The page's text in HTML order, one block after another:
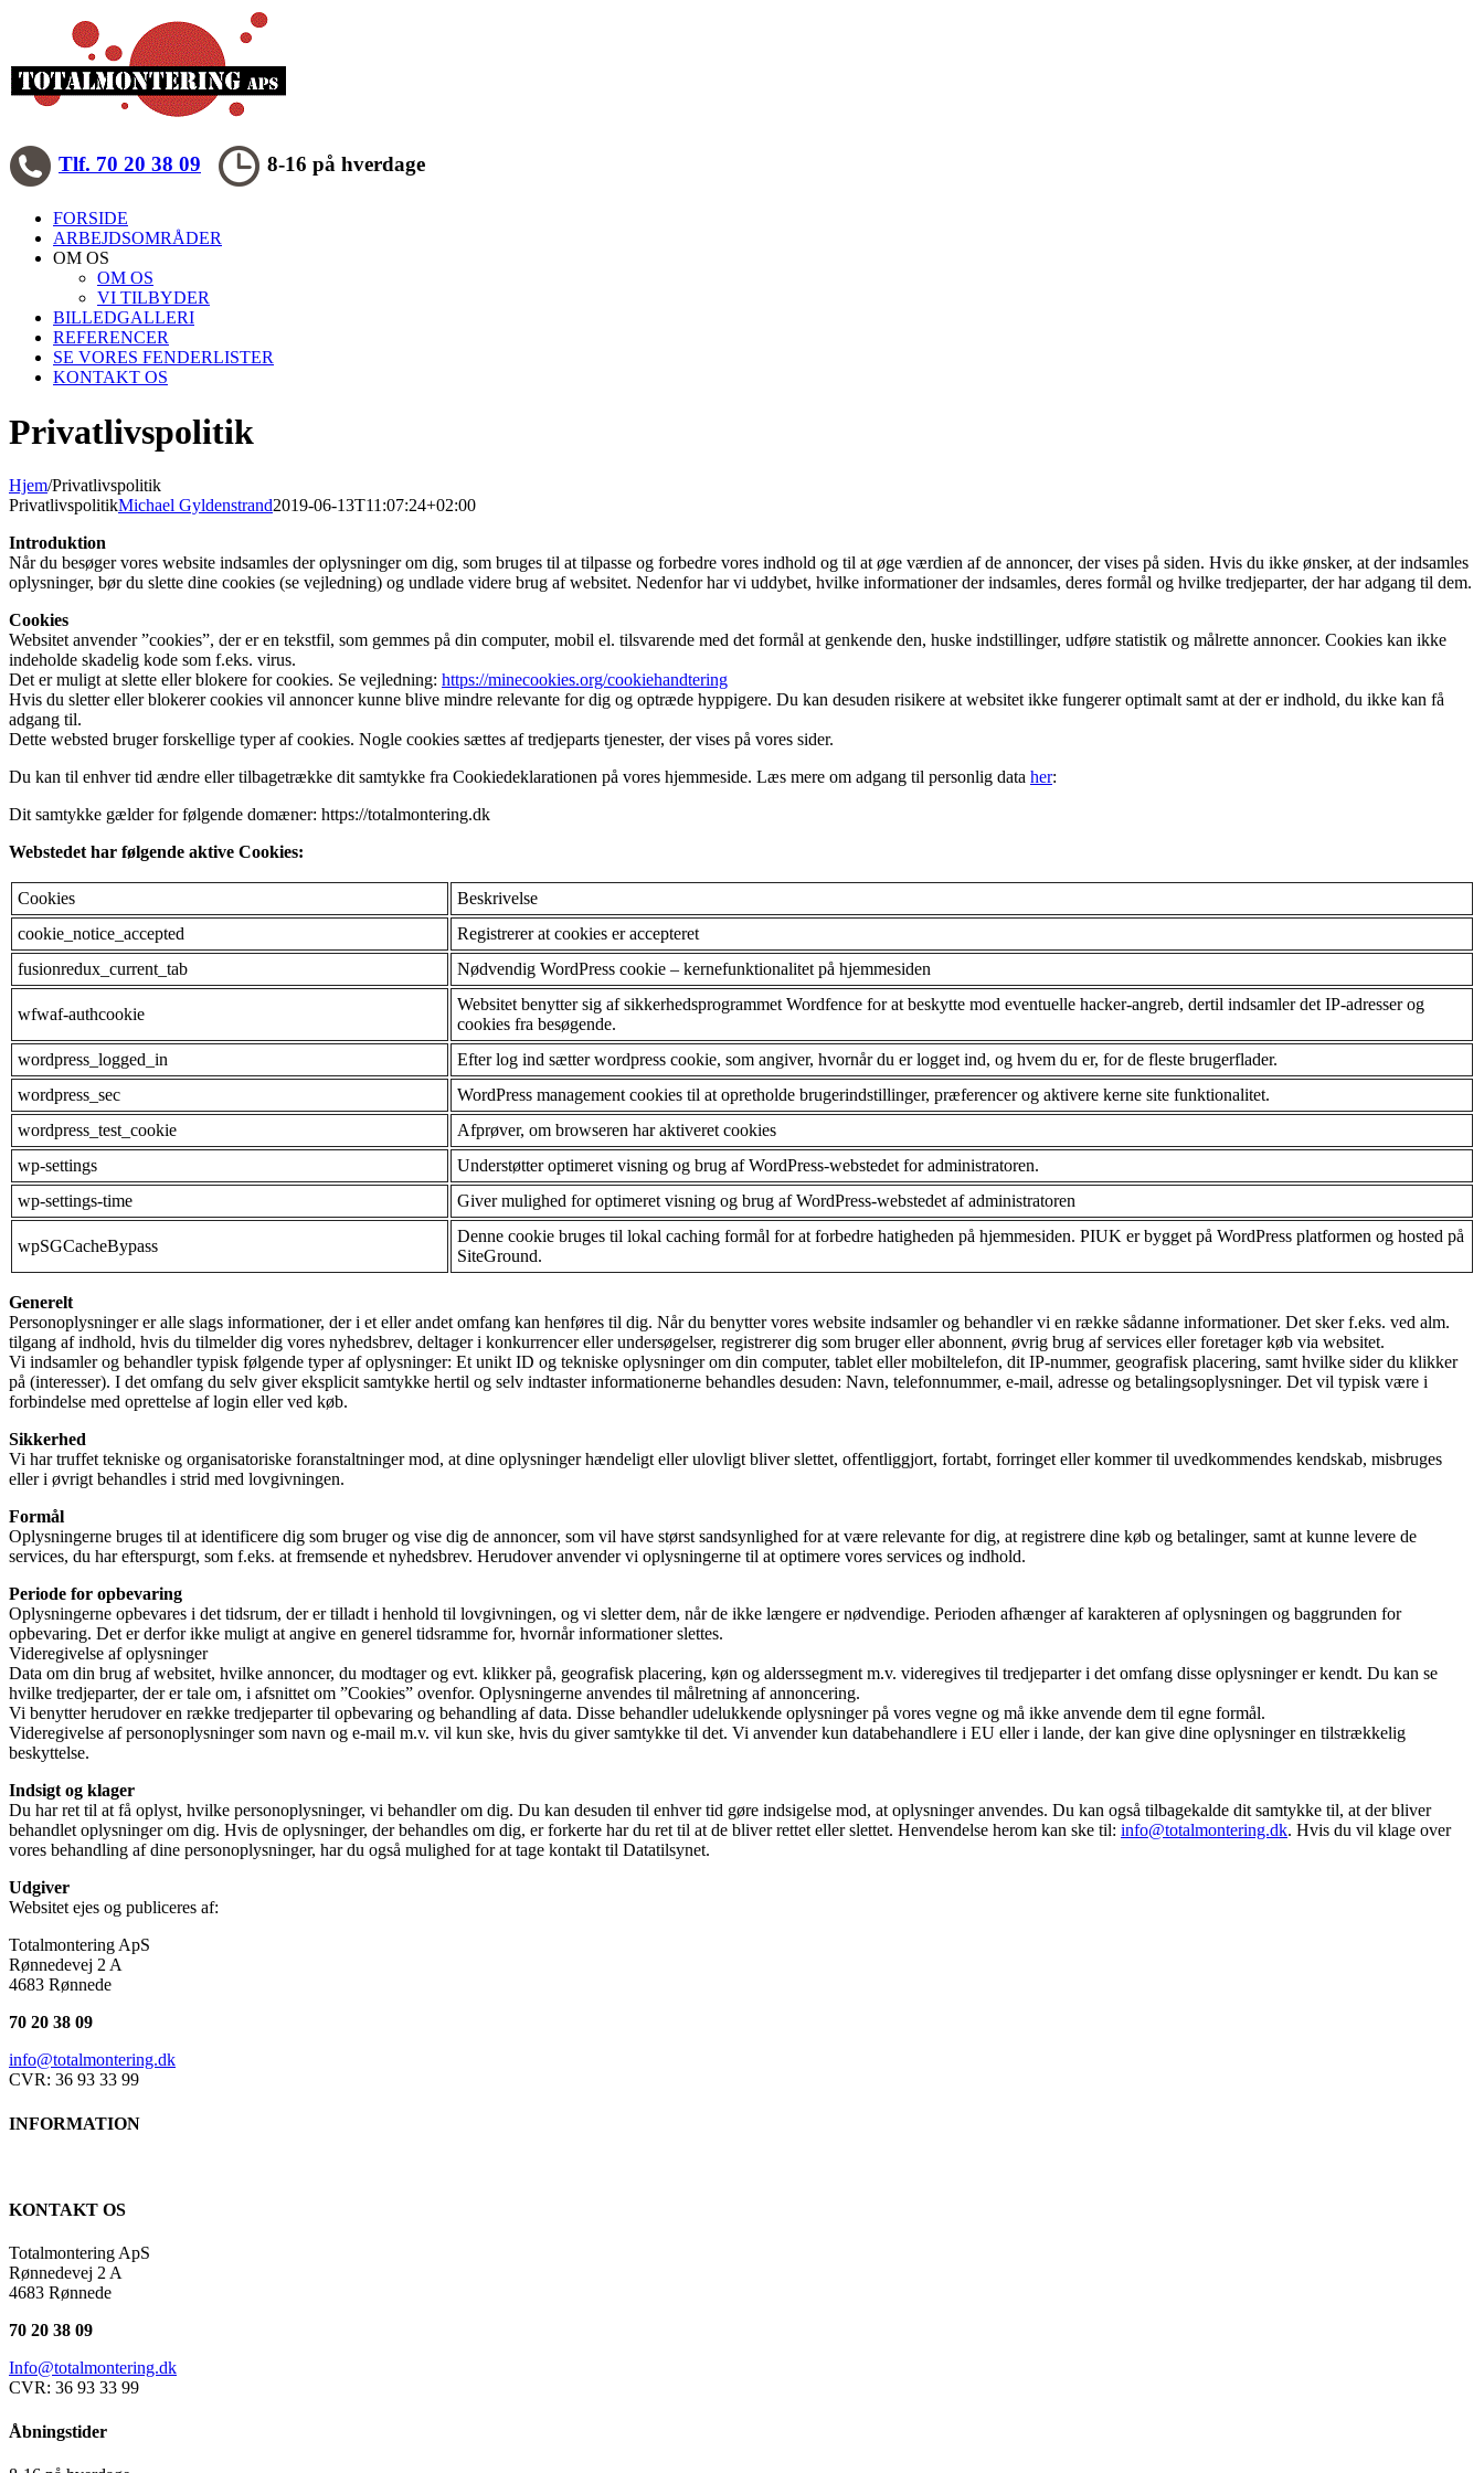
Tlf. 70 20 38 09 8-16 på hverdage
FORSIDE
ARBEJDSOMRÅDER
OM OS
OM OS
VI TILBYDER
BILLEDGALLERI
REFERENCER
SE VORES FENDERLISTER
KONTAKT OS
Privatlivspolitik
Hjem/Privatlivspolitik
PrivatlivspolitikMichael Gyldenstrand2019-06-13T11:07:24+02:00
Introduktion
Når du besøger vores website indsamles der oplysninger om dig, som bruges til at tilpasse og forbedre vores indhold og til at øge værdien af de annoncer, der vises på siden. Hvis du ikke ønsker, at der indsamles
oplysninger, bør du slette dine cookies (se vejledning) og undlade videre brug af websitet. Nedenfor har vi uddybet, hvilke informationer der indsamles, deres formål og hvilke tredjeparter, der har adgang til dem.
Cookies
Websitet anvender ”cookies”, der er en tekstfil, som gemmes på din computer, mobil el. tilsvarende med det formål at genkende den, huske indstillinger, udføre statistik og målrette annoncer. Cookies kan ikke
indeholde skadelig kode som f.eks. virus.
Det er muligt at slette eller blokere for cookies. Se vejledning: https://minecookies.org/cookiehandtering
Hvis du sletter eller blokerer cookies vil annoncer kunne blive mindre relevante for dig og optræde hyppigere. Du kan desuden risikere at websitet ikke fungerer optimalt samt at der er indhold, du ikke kan få
adgang til.
Dette websted bruger forskellige typer af cookies. Nogle cookies sættes af tredjeparts tjenester, der vises på vores sider.
Du kan til enhver tid ændre eller tilbagetrække dit samtykke fra Cookiedeklarationen på vores hjemmeside. Læs mere om adgang til personlig data her:
Dit samtykke gælder for følgende domæner: https://totalmontering.dk
Webstedet har følgende aktive Cookies:
Cookies
Beskrivelse
cookie_notice_accepted
Registrerer at cookies er accepteret
fusionredux_current_tab
Nødvendig WordPress cookie – kernefunktionalitet på hjemmesiden
wfwaf-authcookie
Websitet benytter sig af sikkerhedsprogrammet Wordfence for at beskytte mod eventuelle hacker-angreb, dertil indsamler det IP-adresser og
cookies fra besøgende.
wordpress_logged_in
Efter log ind sætter wordpress cookie, som angiver, hvornår du er logget ind, og hvem du er, for de fleste brugerflader.
wordpress_sec
WordPress management cookies til at opretholde brugerindstillinger, præferencer og aktivere kerne site funktionalitet.
wordpress_test_cookie
Afprøver, om browseren har aktiveret cookies
wp-settings
Understøtter optimeret visning og brug af WordPress-webstedet for administratoren.
wp-settings-time
Giver mulighed for optimeret visning og brug af WordPress-webstedet af administratoren
wpSGCacheBypass
Denne cookie bruges til lokal caching formål for at forbedre hatigheden på hjemmesiden. PIUK er bygget på WordPress platformen og hosted på
SiteGround.
Generelt
Personoplysninger er alle slags informationer, der i et eller andet omfang kan henføres til dig. Når du benytter vores website indsamler og behandler vi en række sådanne informationer. Det sker f.eks. ved alm.
tilgang af indhold, hvis du tilmelder dig vores nyhedsbrev, deltager i konkurrencer eller undersøgelser, registrerer dig som bruger eller abonnent, øvrig brug af services eller foretager køb via websitet.
Vi indsamler og behandler typisk følgende typer af oplysninger: Et unikt ID og tekniske oplysninger om din computer, tablet eller mobiltelefon, dit IP-nummer, geografisk placering, samt hvilke sider du klikker
på (interesser). I det omfang du selv giver eksplicit samtykke hertil og selv indtaster informationerne behandles desuden: Navn, telefonnummer, e-mail, adresse og betalingsoplysninger. Det vil typisk være i
forbindelse med oprettelse af login eller ved køb.
Sikkerhed
Vi har truffet tekniske og organisatoriske foranstaltninger mod, at dine oplysninger hændeligt eller ulovligt bliver slettet, offentliggjort, fortabt, forringet eller kommer til uvedkommendes kendskab, misbruges
eller i øvrigt behandles i strid med lovgivningen.
Formål
Oplysningerne bruges til at identificere dig som bruger og vise dig de annoncer, som vil have størst sandsynlighed for at være relevante for dig, at registrere dine køb og betalinger, samt at kunne levere de
services, du har efterspurgt, som f.eks. at fremsende et nyhedsbrev. Herudover anvender vi oplysningerne til at optimere vores services og indhold.
Periode for opbevaring
Oplysningerne opbevares i det tidsrum, der er tilladt i henhold til lovgivningen, og vi sletter dem, når de ikke længere er nødvendige. Perioden afhænger af karakteren af oplysningen og baggrunden for
opbevaring. Det er derfor ikke muligt at angive en generel tidsramme for, hvornår informationer slettes.
Videregivelse af oplysninger
Data om din brug af websitet, hvilke annoncer, du modtager og evt. klikker på, geografisk placering, køn og alderssegment m.v. videregives til tredjeparter i det omfang disse oplysninger er kendt. Du kan se
hvilke tredjeparter, der er tale om, i afsnittet om ”Cookies” ovenfor. Oplysningerne anvendes til målretning af annoncering.
Vi benytter herudover en række tredjeparter til opbevaring og behandling af data. Disse behandler udelukkende oplysninger på vores vegne og må ikke anvende dem til egne formål.
Videregivelse af personoplysninger som navn og e-mail m.v. vil kun ske, hvis du giver samtykke til det. Vi anvender kun databehandlere i EU eller i lande, der kan give dine oplysninger en tilstrækkelig
beskyttelse.
Indsigt og klager
Du har ret til at få oplyst, hvilke personoplysninger, vi behandler om dig. Du kan desuden til enhver tid gøre indsigelse mod, at oplysninger anvendes. Du kan også tilbagekalde dit samtykke til, at der bliver
behandlet oplysninger om dig. Hvis de oplysninger, der behandles om dig, er forkerte har du ret til at de bliver rettet eller slettet. Henvendelse herom kan ske til: info@totalmontering.dk. Hvis du vil klage over
vores behandling af dine personoplysninger, har du også mulighed for at tage kontakt til Datatilsynet.
Udgiver
Websitet ejes og publiceres af:
Totalmontering ApS
Rønnedevej 2 A
4683 Rønnede
70 20 38 09
info@totalmontering.dk
CVR: 36 93 33 99
INFORMATION
KONTAKT OS
Totalmontering ApS
Rønnedevej 2 A
4683 Rønnede
70 20 38 09
Info@totalmontering.dk
CVR: 36 93 33 99
Åbningstider